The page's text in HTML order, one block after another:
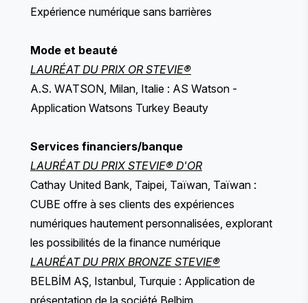
Expérience numérique sans barrières
Mode et beauté
LAURÉAT DU PRIX OR STEVIE®
A.S. WATSON, Milan, Italie : AS Watson -
Application Watsons Turkey Beauty
Services financiers/banque
LAURÉAT DU PRIX STEVIE® D'OR
Cathay United Bank, Taipei, Taïwan, Taïwan :
CUBE offre à ses clients des expériences
numériques hautement personnalisées, explorant
les possibilités de la finance numérique
LAURÉAT DU PRIX BRONZE STEVIE®
BELBİM AŞ, Istanbul, Turquie : Application de
présentation de la société Belbim